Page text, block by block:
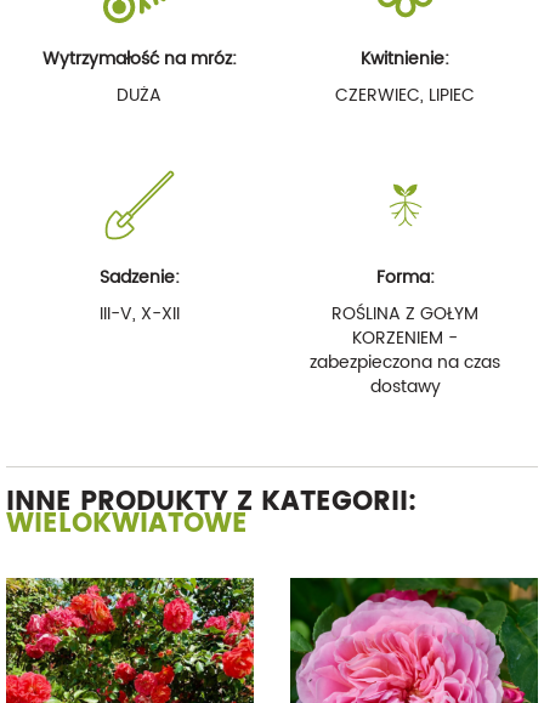
Wytrzymałość na mróz:
DUŻA
Kwitnienie:
CZERWIEC, LIPIEC
Sadzenie:
III-V, X-XII
Forma:
ROŚLINA Z GOŁYM
KORZENIEM -
zabezpieczona na czas
dostawy
INNE PRODUKTY Z KATEGORII:
WIELOKWIATOWE